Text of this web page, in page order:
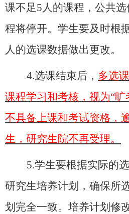
课不足5人的课程，公共选
程将停开。学生要及时根
人的选课数据做出更改。
4.选课结束后， 多选
课程学习和考核，视为“旷
不具备上课和考试资格，
生，研究生院不再受理。
5.学生要根据实际的
研究生培养计划，确保所
划完全一致。培养计划修